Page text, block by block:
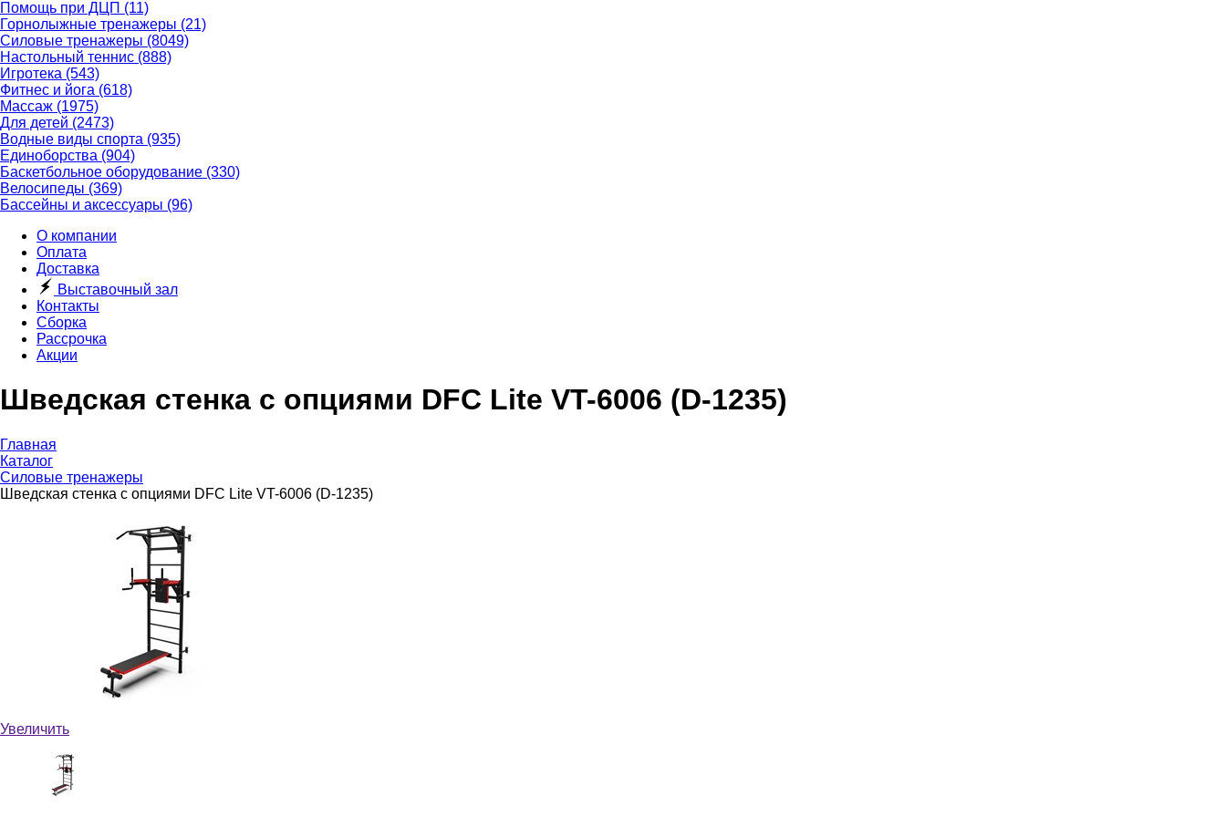
Помощь при ДЦП (11)
Горнолыжные тренажеры (21)
Силовые тренажеры (8049)
Настольный теннис (888)
Игротека (543)
Фитнес и йога (618)
Массаж (1975)
Для детей (2473)
Водные виды спорта (935)
Единоборства (904)
Баскетбольное оборудование (330)
Велосипеды (369)
Бассейны и аксессуары (96)
О компании
Оплата
Доставка
Выставочный зал
Контакты
Сборка
Рассрочка
Акции
Шведская стенка с опциями DFC Lite VT-6006 (D-1235)
Главная
Каталог
Силовые тренажеры
Шведская стенка с опциями DFC Lite VT-6006 (D-1235)
Увеличить